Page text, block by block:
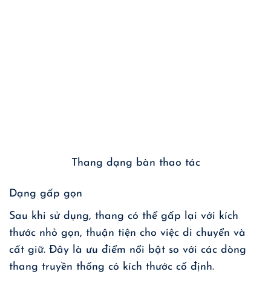
Thang dạng bàn thao tác
Dạng gấp gọn
Sau khi sử dụng, thang có thể gấp lại với kích
thước nhỏ gọn, thuận tiện cho việc di chuyển và
cất giữ. Đây là ưu điểm nổi bật so với các dòng
thang truyền thống có kích thước cố định.